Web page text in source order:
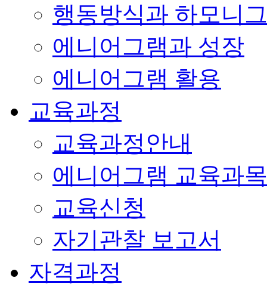
행동방식과 하모니
에니어그램과 성장
에니어그램 활용
교육과정
교육과정안내
에니어그램 교육과목
교육신청
자기관찰 보고서
자격과정